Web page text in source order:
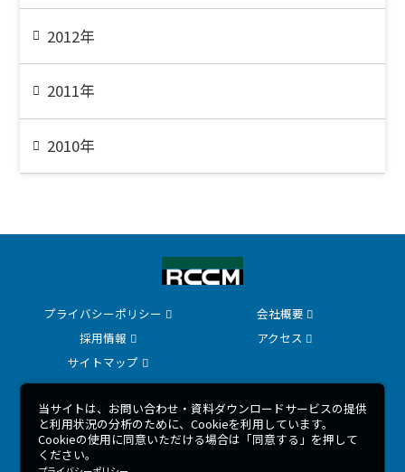
2012年
2011年
2010年
プライバシーポリシー
会社概要
採用情報
アクセス
サイトマップ
COPYRIGHT 2026 © RCCM ALL RIGHTS RESERVED.
当サイトは、お問い合わせ・資料ダウンロードサービスの提供
と利用状況の分析のために、Cookieを利用しています。
Cookieの使用に同意いただける場合は「同意する」を押して
ください。